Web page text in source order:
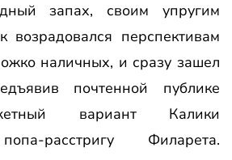
запах, своим упругим
возрадовался перспективам
наличных, и сразу зашел
почтенной публике
вариант Калики
расстригу Филарета.